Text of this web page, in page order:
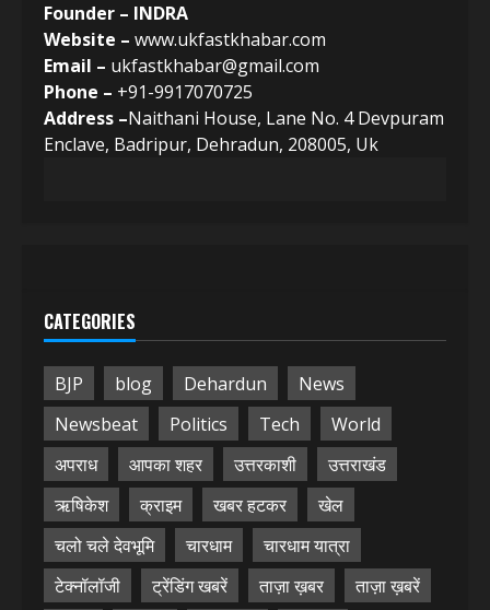
Founder – INDRA
Website – www.ukfastkhabar.com
Email – ukfastkhabar@gmail.com
Phone – +91-9917070725
Address –Naithani House, Lane No. 4 Devpuram
Enclave, Badripur, Dehradun, 208005, Uk
CATEGORIES
BJP blog Dehardun
News
Newsbeat
Politics Tech
World
अपराध
आपका शहर उत्तरकाशी
उत्तराखंड
ऋषिकेश
क्राइम खबर हटकर
खेल
चलो चले देवभूमि
चारधाम
चारधाम यात्रा
टेक्नॉलॉजी
ट्रेंडिंग खबरें ताज़ा ख़बर
ताज़ा ख़बरें